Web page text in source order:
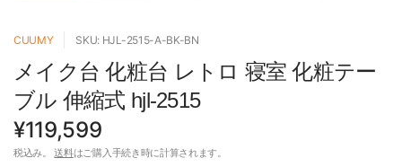
CUUMY SKU: HJL-2515-A-BK-BN
メイク台 化粧台 レトロ 寝室 化粧テー
ブル 伸縮式 hjl-2515
¥119,599
税込み。送料はご購入手続き時に計算されます。